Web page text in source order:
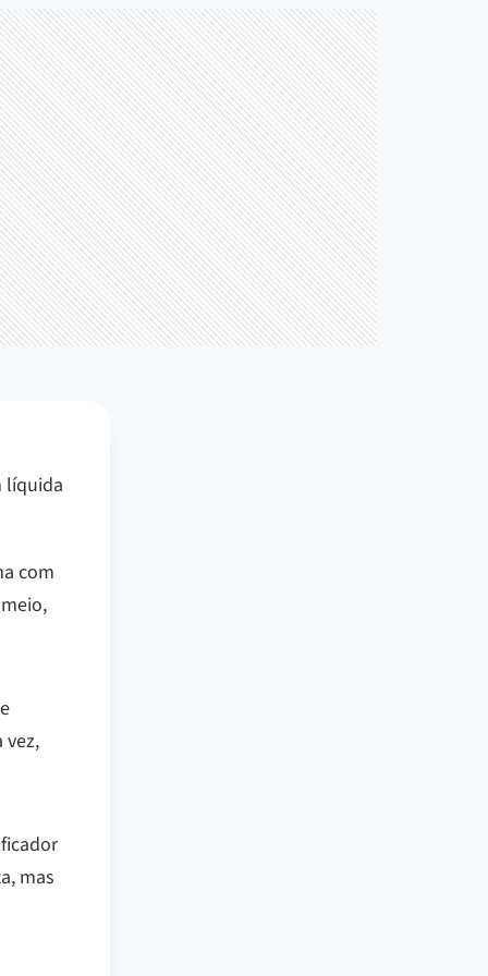
líquida
com
vez,
mas